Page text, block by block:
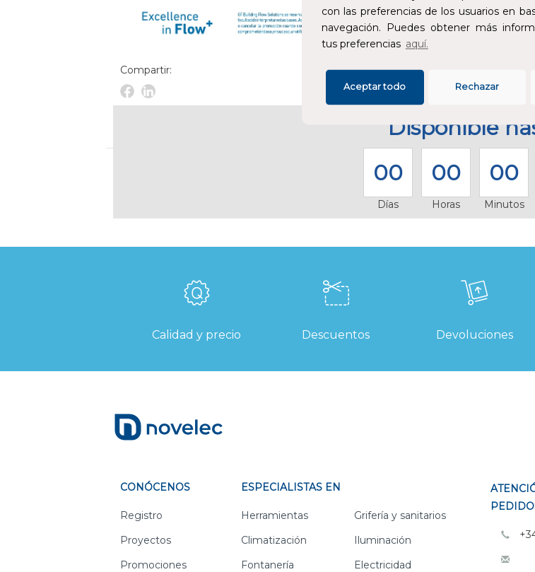
con las preferencias de los usuarios en
navegación. Puedes obtener más
tus preferencias aquí.
Rechazar
Aceptar todo
Compartir:
Facebook
Linkedin
Disponible
00
Días
00
Horas
00
Minutos
Calidad y precio Descuentos Devoluciones
CONÓCENOS
Registro
Proyectos
Promociones
ESPECIALISTAS EN
Herramientas
Grifería y sanitarios
Climatización
Iluminación
Fontanería
Electricidad